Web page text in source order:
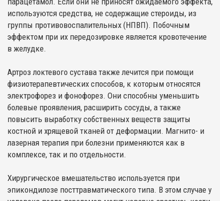
используются средства, не содержащие стероиды, из
группы противовоспалительных (НПВП). Побочным
эффектом при их передозировке является кровотечение
в желудке.
Артроз локтевого сустава также лечится при помощи
физиотерапевтических способов, к которым относятся
электрофорез и фонофорез. Они способны уменьшить
болевые проявления, расширить сосуды, а также
повысить выработку собственных веществ защиты
костной и хрящевой тканей от деформации. Магнито- и
лазерная терапия при болезни применяются как в
комплексе, так и по отдельности.
Хирургическое вмешательство используется при
эпикондилозе посттравматического типа. В этом случае у